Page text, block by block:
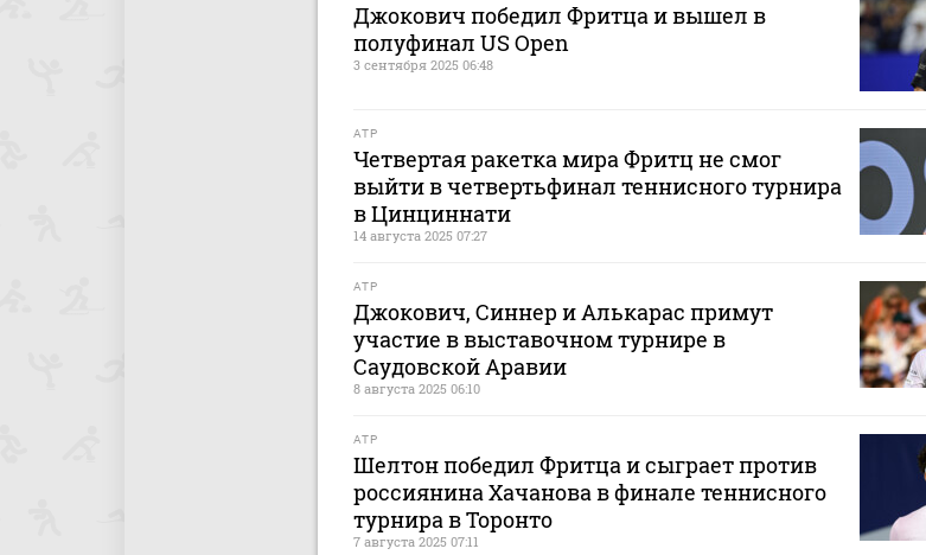
Джокович победил Фритца и вышел в
полуфинал US Open
3 сентября 2025 06:48
ATP
Четвертая ракетка мира Фритц не смог
выйти в четвертьфинал теннисного турнира
в Цинциннати
14 августа 2025 07:27
ATP
Джокович, Синнер и Алькарас примут
участие в выставочном турнире в
Саудовской Аравии
8 августа 2025 06:10
ATP
Шелтон победил Фритца и сыграет против
россиянина Хачанова в финале теннисного
турнира в Торонто
7 августа 2025 07:11